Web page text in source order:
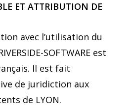
ET ATTRIBUTION DE
avec l’utilisation du
SOFTWARE est
Il est fait
de juridiction aux
de LYON.